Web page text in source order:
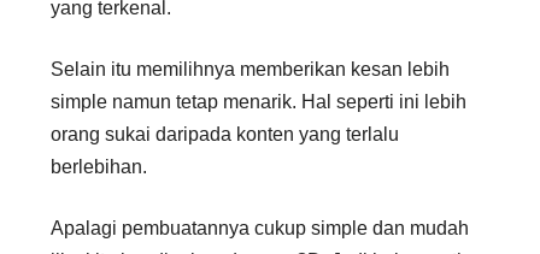
yang terkenal.
Selain itu memilihnya memberikan kesan lebih
simple namun tetap menarik. Hal seperti ini lebih
orang sukai daripada konten yang terlalu
berlebihan.
Apalagi pembuatannya cukup simple dan mudah